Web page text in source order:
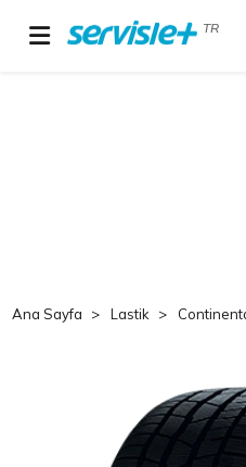
TR
Ana Sayfa Lastik